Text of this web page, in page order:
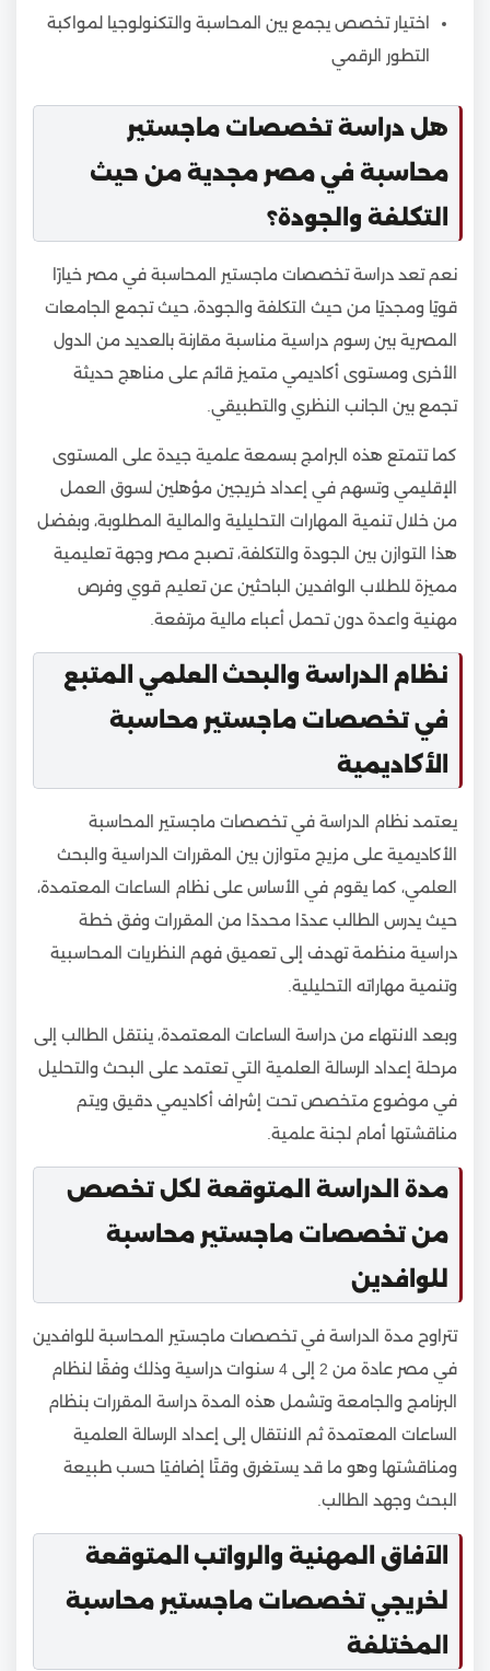
اختيار تخصص يجمع بين المحاسبة والتكنولوجيا لمواكبة
التطور الرقمي
هل دراسة تخصصات ماجستير
محاسبة في مصر مجدية من حيث
التكلفة والجودة؟
نعم تعد دراسة تخصصات ماجستير المحاسبة في مصر خيارًا
قويًا ومجديًا من حيث التكلفة والجودة، حيث تجمع الجامعات
المصرية بين رسوم دراسية مناسبة مقارنة بالعديد من الدول
الأخرى ومستوى أكاديمي متميز قائم على مناهج حديثة
تجمع بين الجانب النظري والتطبيقي.
كما تتمتع هذه البرامج بسمعة علمية جيدة على المستوى
الإقليمي وتسهم في إعداد خريجين مؤهلين لسوق العمل
من خلال تنمية المهارات التحليلية والمالية المطلوبة، وبفضل
هذا التوازن بين الجودة والتكلفة، تصبح مصر وجهة تعليمية
مميزة للطلاب الوافدين الباحثين عن تعليم قوي وفرص
مهنية واعدة دون تحمل أعباء مالية مرتفعة.
نظام الدراسة والبحث العلمي المتبع
في تخصصات ماجستير محاسبة
الأكاديمية
يعتمد نظام الدراسة في تخصصات ماجستير المحاسبة
الأكاديمية على مزيج متوازن بين المقررات الدراسية والبحث
العلمي، كما يقوم في الأساس على نظام الساعات المعتمدة،
حيث يدرس الطالب عددًا محددًا من المقررات وفق خطة
دراسية منظمة تهدف إلى تعميق فهم النظريات المحاسبية
وتنمية مهاراته التحليلية.
وبعد الانتهاء من دراسة الساعات المعتمدة، ينتقل الطالب إلى
مرحلة إعداد الرسالة العلمية التي تعتمد على البحث والتحليل
في موضوع متخصص تحت إشراف أكاديمي دقيق ويتم
مناقشتها أمام لجنة علمية.
مدة الدراسة المتوقعة لكل تخصص
من تخصصات ماجستير محاسبة
للوافدين
تتراوح مدة الدراسة في تخصصات ماجستير المحاسبة للوافدين
في مصر عادة من 2 إلى 4 سنوات دراسية وذلك وفقًا لنظام
البرنامج والجامعة وتشمل هذه المدة دراسة المقررات بنظام
الساعات المعتمدة ثم الانتقال إلى إعداد الرسالة العلمية
ومناقشتها وهو ما قد يستغرق وقتًا إضافيًا حسب طبيعة
البحث وجهد الطالب.
الآفاق المهنية والرواتب المتوقعة
لخريجي تخصصات ماجستير محاسبة
المختلفة